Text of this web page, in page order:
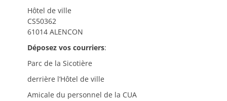
Hôtel de ville
CS50362
61014 ALENCON
Déposez vos courriers:
Parc de la Sicotière
derrière l’Hôtel de ville
Amicale du personnel de la CUA